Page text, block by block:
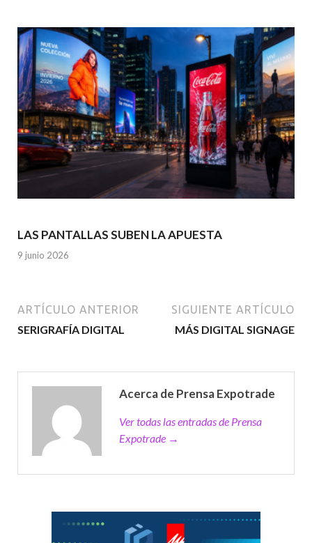
LAS PANTALLAS SUBEN LA APUESTA
9 junio 2026
ARTÍCULO ANTERIOR
SERIGRAFÍA DIGITAL
SIGUIENTE ARTÍCULO
MÁS DIGITAL SIGNAGE
Acerca de Prensa Expotrade
Ver todas las entradas de Prensa
Expotrade →